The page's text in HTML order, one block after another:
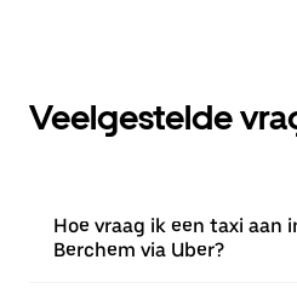
Veelgestelde
Hoe vraag ik een taxi aan
Berchem via Uber?